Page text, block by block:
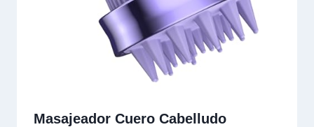
Masajeador Cuero Cabelludo